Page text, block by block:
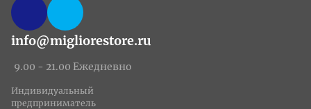
info@migliorestore.ru
9.00 - 21.00 Ежедневно
Индивидуальный
предприниматель